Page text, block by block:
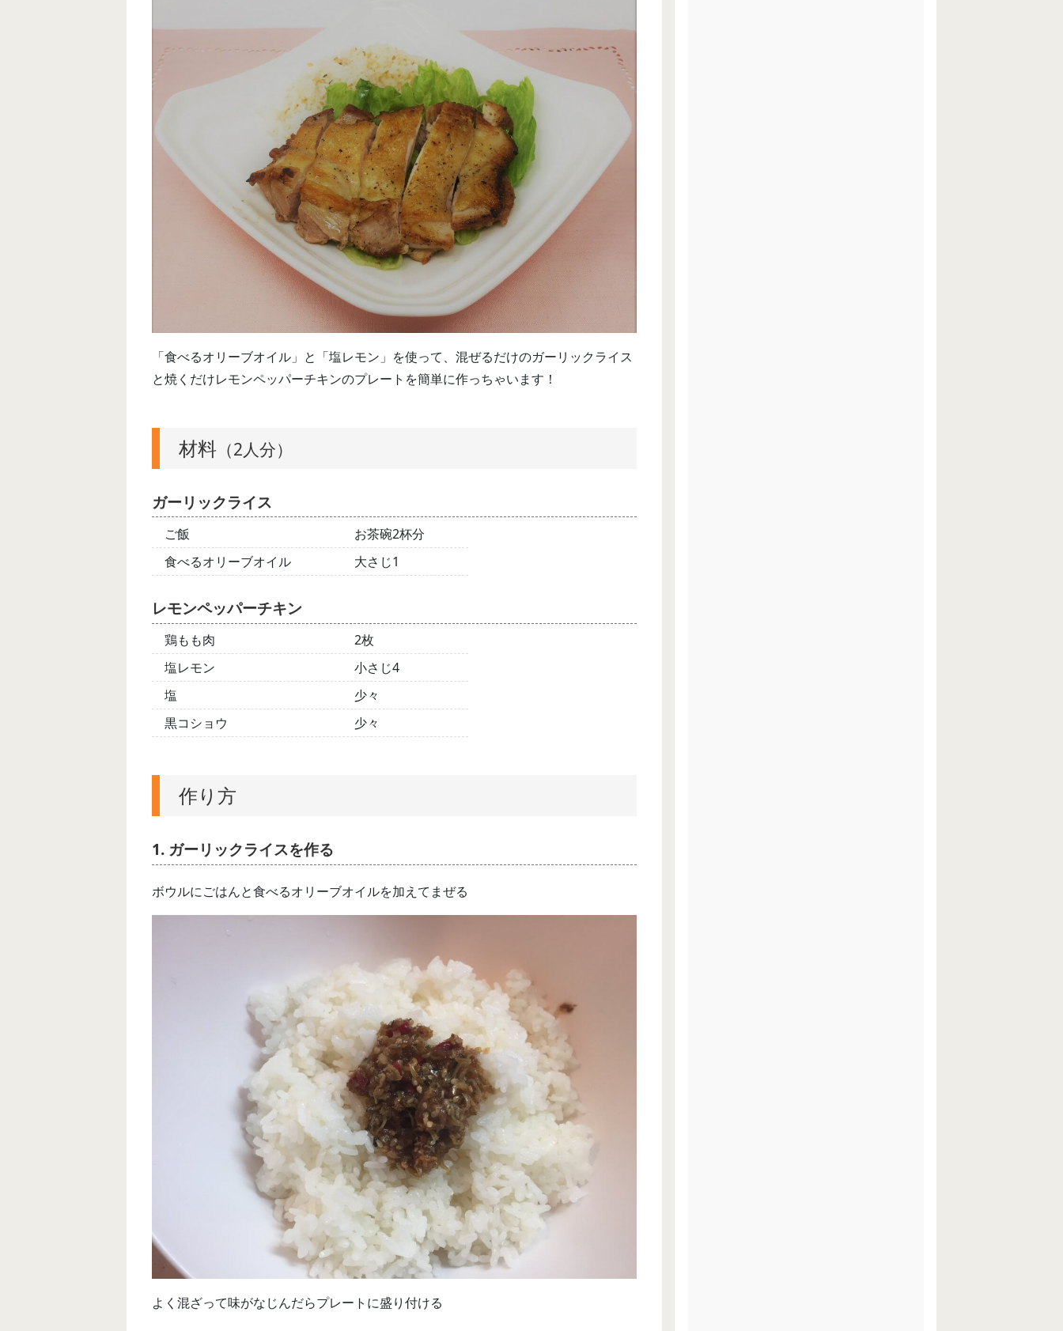
「食べるオリーブオイル」と「塩レモン」を使って、混ぜるだけのガーリックライス
と焼くだけレモンペッパーチキンのプレートを簡単に作っちゃいます！
材料 （2人分）
ガーリックライス
ご飯
お茶碗2杯分
食べるオリーブオイル
大さじ1
レモンペッパーチキン
鶏もも肉
2枚
塩レモン
小さじ4
塩
少々
黒コショウ
少々
作り方
1. ガーリックライスを作る
ボウルにごはんと食べるオリーブオイルを加えてまぜる
よく混ざって味がなじんだらプレートに盛り付ける